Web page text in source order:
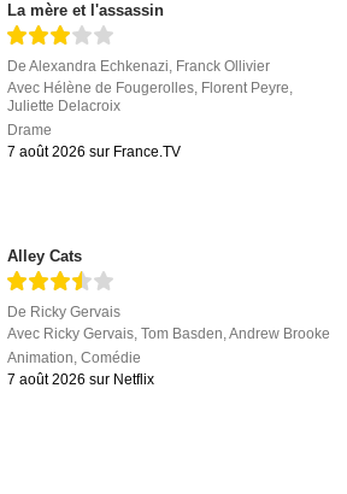
La mère et l'assassin
DeAlexandra Echkenazi, Franck Ollivier
Avec Hélène de Fougerolles, Florent Peyre,
Juliette Delacroix
Drame
7 août 2026 sur France.TV
Alley Cats
De Ricky Gervais
Avec Ricky Gervais ,Tom Basden ,Andrew Brooke
Animation ,Comédie
7 août 2026 sur Netflix